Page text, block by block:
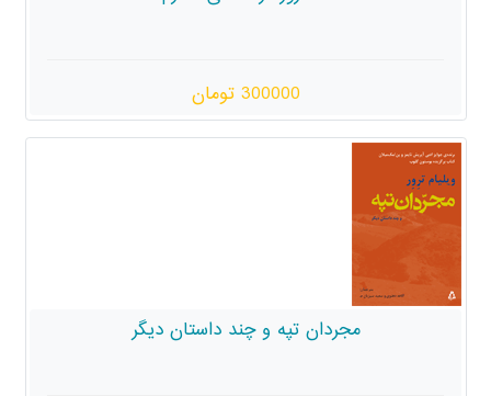
300000 تومان
مجردان تپه و چند داستان دیگر